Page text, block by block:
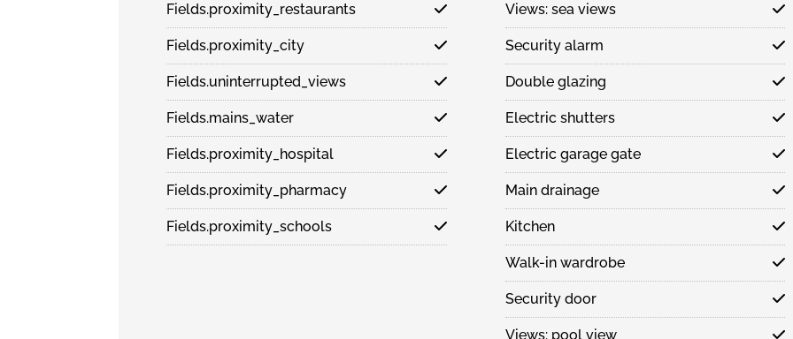
Fields.proximity_restaurants
Fields.proximity_city
Fields.uninterrupted_views
Fields.mains_water
Fields.proximity_hospital
Fields.proximity_pharmacy
Fields.proximity_schools
Views: sea views
Security alarm
Double glazing
Electric shutters
Electric garage gate
Main drainage
Kitchen
Walk-in wardrobe
Security door
Views: pool view